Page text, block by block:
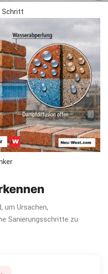
Schritt
um Ursachen,
Sanierungsschritte zu